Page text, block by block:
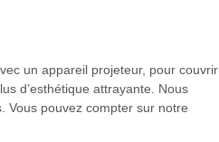
un appareil projeteur, pour couvrir
d’esthétique attrayante. Nous
Vous pouvez compter sur notre